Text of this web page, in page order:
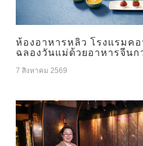
ห้องอาหารหลิว โรงแรมค
ฉลองวันแม่ด้วยอาหารจีนก
7 สิงหาคม 2569